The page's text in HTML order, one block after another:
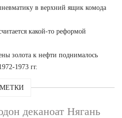
в верхний ящик комода
какой-то реформой
золота к нефти поднималось
1973 гг.
МЕТКИ
деканоат Нягань